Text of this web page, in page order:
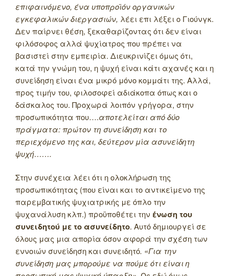
επιφαινόμενο, ένα υποπροϊόν οργανικών
εγκεφαλικών διεργασιών, λέει επι λέξει ο Γιούνγκ.
Δεν παίρνει θέση, ξεκαθαρίζοντας ότι δεν είναι
φιλόσοφος αλλά ψυχίατρος που πρέπει να
βασιστεί στην εμπειρία. Διευκρινίζει όμως ότι,
κατά την γνώμη του, η ψυχή είναι κάτι αχανές και η
συνείδηση είναι ένα μικρό μόνο κομμάτι της. Αλλά,
προς τιμήν του, φιλοσοφεί αδιάκοπα όπως και ο
δάσκαλος του. Προχωρά λοιπόν γρήγορα, στην
προσωπικότητα που….αποτελείται από δύο
πράγματα: πρώτον τη συνείδηση και το
περιεχόμενο της και, δεύτερον μία ασυνείδητη
ψυχή…….
Στην συνέχεια λέει ότι η ολοκλήρωση της
προσωπικότητας (που είναι και το αντικείμενο της
παρεμβατικής ψυχιατρικής με όπλο την
ψυχανάλυση κλπ.) προϋποθέτει την ένωση του
συνειδητού με το ασυνείδητο. Αυτό δημιουργεί σε
όλους μας μια απορία όσον αφορά την σχέση των
εννοιών συνείδηση και συνειδητό. «Για την
συνείδηση μας μπορούμε να πούμε ότι είναι η